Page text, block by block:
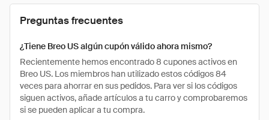
Preguntas frecuentes
¿Tiene Breo US algún cupón válido ahora mismo?
Recientemente hemos encontrado 8 cupones activos en
Breo US. Los miembros han utilizado estos códigos 84
veces para ahorrar en sus pedidos. Para ver si los códigos
siguen activos, añade artículos a tu carro y comprobaremos
si se pueden aplicar a tu compra.